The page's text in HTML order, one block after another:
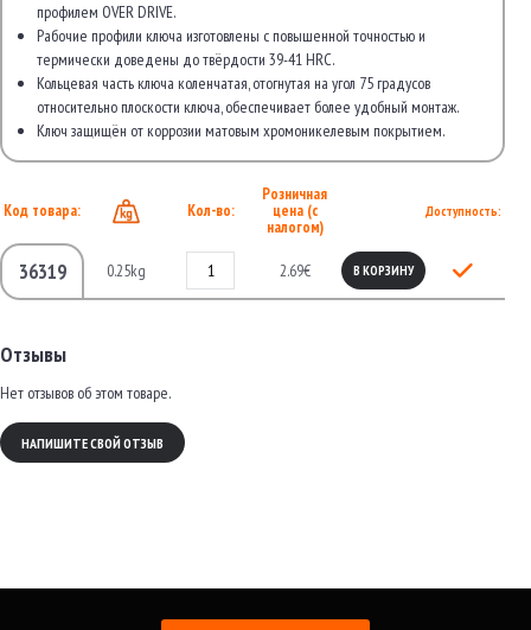
профилем OVER DRIVE.
Рабочие профили ключа изготовлены с повышенной точностью и
термически доведены до твёрдости 39-41 HRC.
Кольцевая часть ключа коленчатая, отогнутая на угол 75 градусов
относительно плоскости ключа, обеспечивает более удобный монтаж.
Ключ защищён от коррозии матовым хромоникелевым покрытием.
Код товара: Кол-во:
Розничная
цена (с
налогом)
Доступность:
36319 0.25kg 2.69€ В КОРЗИНУ
Отзывы
Нет отзывов об этом товаре.
НАПИШИТЕ СВОЙ ОТЗЫВ